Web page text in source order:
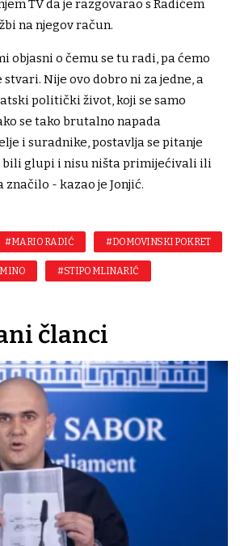
TV da je razgovarao s Radićem
na njegov račun.
objasni o čemu se tu radi, pa ćemo
Nije ovo dobro ni za jedne, a
politički život, koji se samo
se tako brutalno napada
i suradnike, postavlja se pitanje
bili glupi i nisu ništa primijećivali ili
- kazao je Jonjić.
#MARIO RADIĆ #DOMOVINSKI POKRET
#STIPO MLINARIĆ
članci